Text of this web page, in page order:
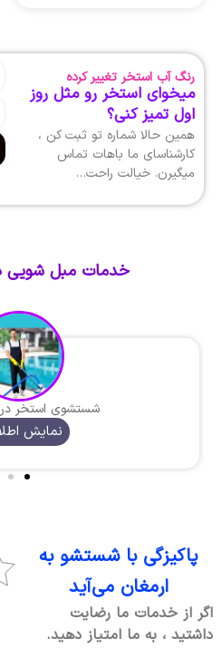
رنگ آب استخر تغییر کرده
میخوای استخر رو مثل روز
اول تمیز کنی؟
همین حالا شماره تو ثبت کن ،
کارشناسای ما باهات تماس
میگیرن. خیالت راحت…
خدمات مبل شویی
شستشوی استخر در
نمایش
پاکیزگی با شستشو به
ارمغان می‌آید
اگر از خدمات ما رضایت
داشتید ، به ما امتیاز دهید.